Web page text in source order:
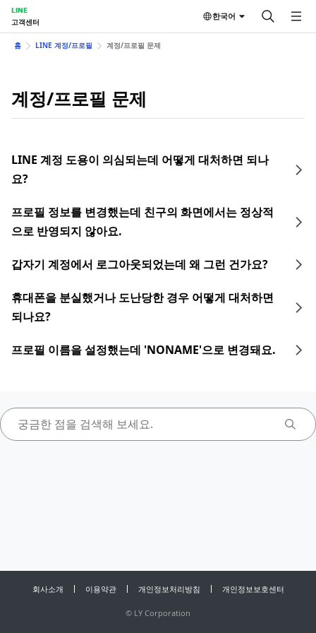
LINE
고객센터
한국어
홈 LINE 계정/프로필 계정/프로필 문제
계정/프로필 문제
LINE 계정 도용이 의심되는데 어떻게 대처하면 되나
요?
프로필 정보를 변경했는데 친구의 화면에서는 정상적
으로 반영되지 않아요.
갑자기 계정에서 로그아웃되었는데 왜 그런 건가요?
휴대폰을 분실했거나 도난당한 경우 어떻게 대처하면
되나요?
프로필 이름을 설정했는데 'NONAME'으로 변경돼요.
회사소개 이용약관 개인정보처리방침 개인정보보호센터
© LY Corporation